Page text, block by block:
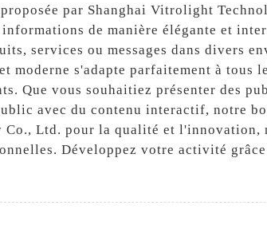
par Shanghai Vitrolight
de manière élégante et
services ou messages dans divers
s'adapte parfaitement à tous
Que vous souhaitiez présenter des
avec du contenu interactif, notre
Ltd. pour la qualité et l'innovation,
Développez votre activité